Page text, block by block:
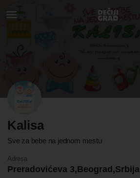
Kalisa
Sve za bebe na jednom mestu
Adresa
Preradovićeva 3,Beograd,Srbija